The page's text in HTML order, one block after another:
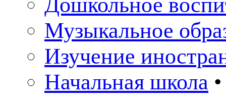
Музыкальное
Изучение
Начальная школа •